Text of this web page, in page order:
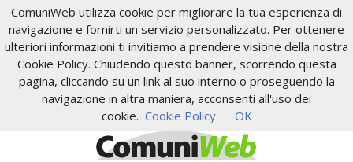
ComuniWeb utilizza cookie per migliorare la tua esperienza di
navigazione e fornirti un servizio personalizzato. Per ottenere
ulteriori informazioni ti invitiamo a prendere visione della nostra
Cookie Policy. Chiudendo questo banner, scorrendo questa
pagina, cliccando su un link al suo interno o proseguendo la
navigazione in altra maniera, acconsenti all'uso dei
cookie. Cookie Policy OK